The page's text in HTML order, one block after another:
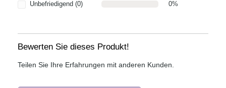
Unbefriedigend (0) 0%
Bewerten Sie dieses Produkt!
Teilen Sie Ihre Erfahrungen mit anderen Kunden.